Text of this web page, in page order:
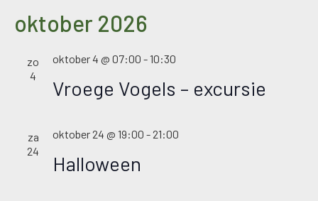
oktober 2026
zo
4
oktober 4 @ 07:00 -10:30
Vroege Vogels – excursie
za
24
oktober 24 @ 19:00 - 21:00
Halloween